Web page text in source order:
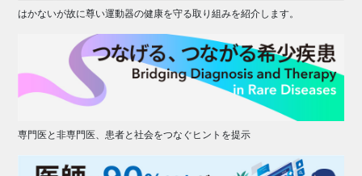
はかないが故に尊い運動器の健康を守る取り組みを紹介します。
専門医と非専門医、患者と社会をつなぐヒントを提示